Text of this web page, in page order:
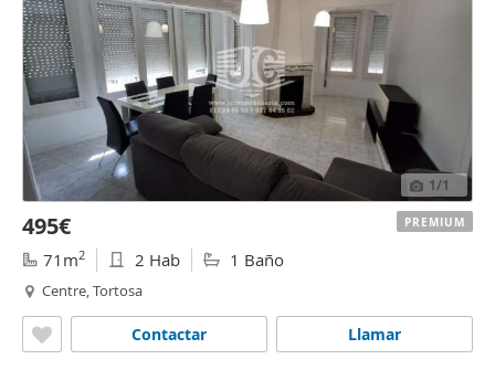
1/1
495€
71m2 2 Hab 1 Baño
Centre, Tortosa
Llamar
Contactar
PREMIUM